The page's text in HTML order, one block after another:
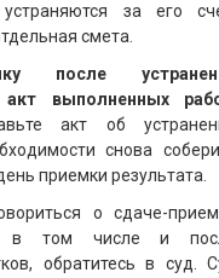
за его
смета.
после
выполненных
акт об
снова
приемки результата.
о сдаче-
в том числе и
обратитесь в суд.